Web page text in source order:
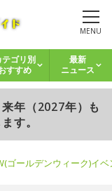
MENU
テゴリ別
すすめ
最新
ニュース
年（2027年）も
す。
ゴールデンウィーク)イ